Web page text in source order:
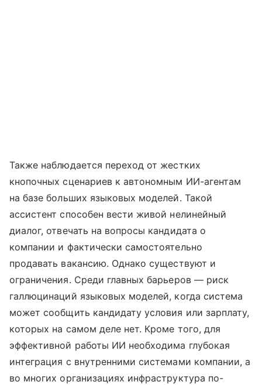
Также наблюдается переход от жестких
кнопочных сценариев к автономным ИИ-агентам
на базе больших языковых моделей. Такой
ассистент способен вести живой нелинейный
диалог, отвечать на вопросы кандидата о
компании и фактически самостоятельно
продавать вакансию. Однако существуют и
ограничения. Среди главных барьеров — риск
галлюцинаций языковых моделей, когда система
может сообщить кандидату условия или зарплату,
которых на самом деле нет. Кроме того, для
эффективной работы ИИ необходима глубокая
интеграция с внутренними системами компании, а
во многих организациях инфраструктура по-